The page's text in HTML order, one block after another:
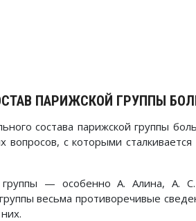
ПАРИЖСКОЙ ГРУППЫ
состава парижской группы
с которыми
группы — особенно А. Алина,
весьма противоречивые